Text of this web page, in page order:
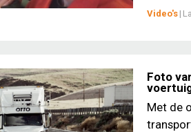
Video's |
Foto
Met de